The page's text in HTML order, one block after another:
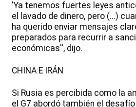
'Ya tenemos fuertes leyes
el lavado de dinero, pero (...)
ha querido enviar mensajes
preparados para recurrir a
económicas'', dijo.
CHINA E IRÁN
Si Rusia es percibida como la
el G7 abordó también el